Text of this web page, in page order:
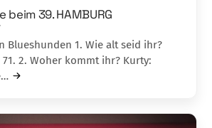
beim 39. HAMBURG
Blueshunden 1. Wie alt seid ihr?
71. 2. Woher kommt ihr? Kurty: